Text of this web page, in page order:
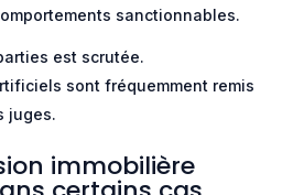
sanctionnables.
est scrutée.
sont fréquemment remis
juges.
immobilière